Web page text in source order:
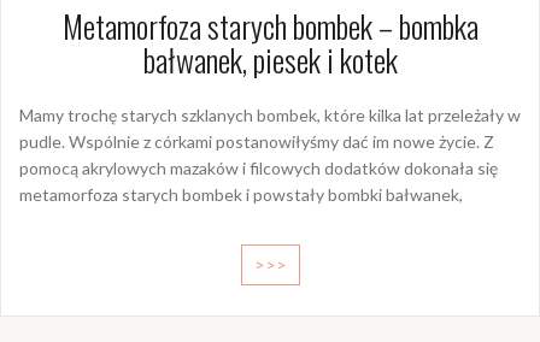
Metamorfoza starych bombek – bombka
bałwanek, piesek i kotek
Mamy trochę starych szklanych bombek, które kilka lat przeleżały w
pudle. Wspólnie z córkami postanowiłyśmy dać im nowe życie. Z
pomocą akrylowych mazaków i filcowych dodatków dokonała się
metamorfoza starych bombek i powstały bombki bałwanek,
>>>